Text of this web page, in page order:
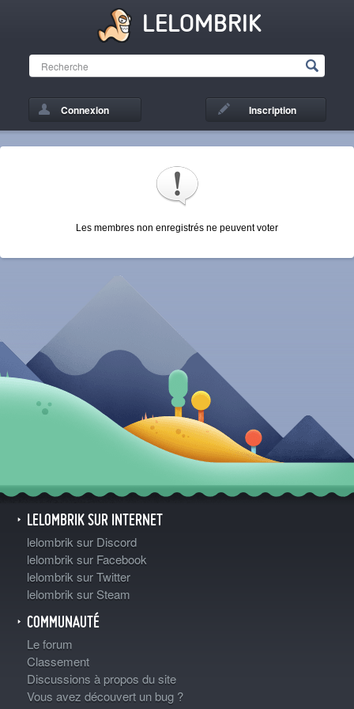
LELOMBRIK
Connexion Inscription
Les membres non enregistrés ne peuvent voter
LELOMBRIK SUR INTERNET
lelombrik sur Discord
lelombrik sur Facebook
lelombrik sur Twitter
lelombrik sur Steam
COMMUNAUTÉ
Le forum
Classement
Discussions à propos du site
Vous avez découvert un bug ?